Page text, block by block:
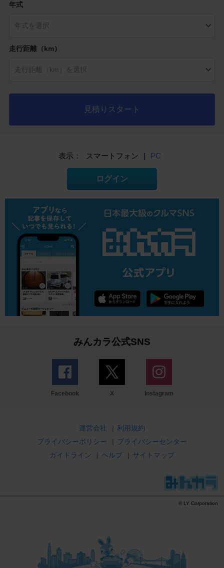
年式
走行距離（km）
見積りスタート
表示： スマートフォン | PC
ログイン
みんカラ公式SNS
Facebook X Instagram
運営会社 | 利用規約
プライバシーポリシー
| プライバシーセンター
ガイドライン
| ヘルプ | サイトマップ
© LY Corporation